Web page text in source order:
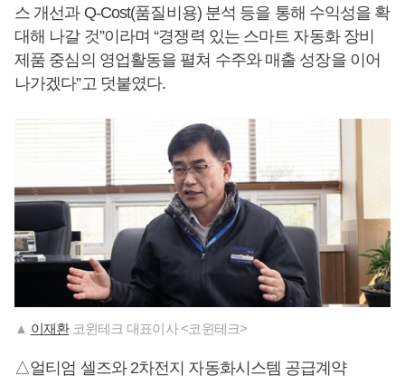
스 개선과 Q-Cost(품질비용) 분석 등을 통해 수익성을 확
대해 나갈 것”이라며 “경쟁력 있는 스마트 자동화 장비
제품 중심의 영업활동을 펼쳐 수주와 매출 성장을 이어
나가겠다”고 덧붙였다.
▲ 이재환코윈테크 대표이사 <코윈테크>
△얼티엄 셀즈와 2차전지 자동화시스템 공급계약